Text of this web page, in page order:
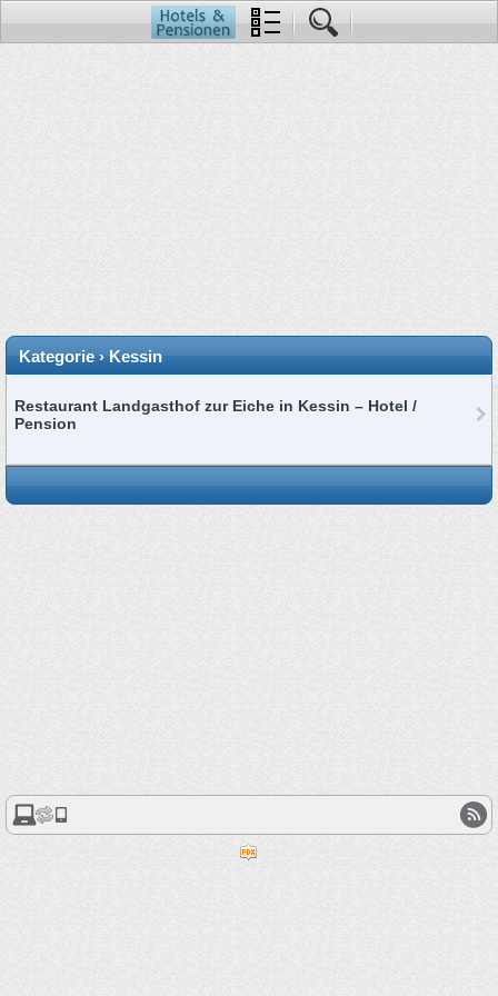
Kategorie › Kessin
Restaurant Landgasthof zur Eiche in Kessin – Hotel /
Pension